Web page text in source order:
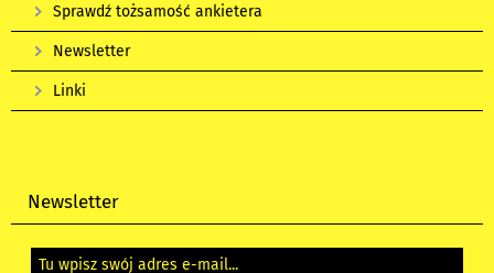
Sprawdź tożsamość ankietera
Newsletter
Linki
Newsletter